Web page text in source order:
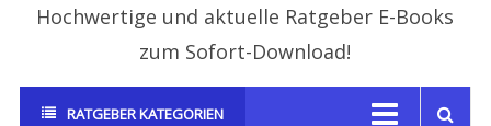
Hochwertige und aktuelle Ratgeber E-Books
zum Sofort-Download!
RATGEBER KATEGORIEN